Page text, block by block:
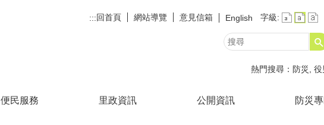
:::回首頁 網站導覽 意見信箱 English 字級:
熱門搜尋： 防災 役
便民服務 里政資訊 公開資訊 防災